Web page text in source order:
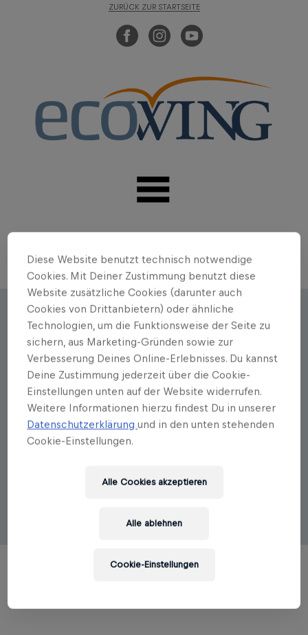
ZURÜCK ZUR STARTSEITE
Autorenportrait
Stephan Schulmeister
Stephan Schulmeister, geboren 1947, forschte von
1972 bis 2012 am von Friedrich A. von Hayek
gegründeten Wirtschaftsforschungsinstitut WIFO in
Wien und gehört zu den bekanntesten Ökonomen
Österreichs. Seine Forschungsschwerpunkte sind die
den Neoliberalismus als Ideologie im Interesse des
Diese Website benutzt technisch notwendige
Cookies. Mit Deiner Zustimmung benutzt diese
Website zusätzliche Cookies (darunter auch
Cookies von Drittanbietern) oder ähnliche
Technologien, um die Funktionsweise der Seite zu
sichern, aus Marketing-Gründen sowie zur
Verbesserung Deines Online-Erlebnisses. Du kannst
Deine Zustimmung jederzeit über die Cookie-
Einstellungen unten auf der Website widerrufen.
Weitere Informationen hierzu findest Du in unserer
Datenschutzerklärungund in den unten stehenden
Cookie-Einstellungen.
Alle ablehnen
Alle Cookies akzeptieren
Cookie-Einstellungen